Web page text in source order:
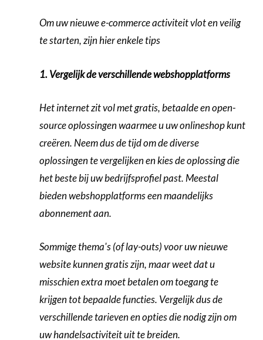
Om uw nieuwe e-commerce activiteit vlot en veilig
te starten, zijn hier enkele tips
1. Vergelijk de verschillende webshopplatforms
Het internet zit vol met gratis, betaalde en open-
source oplossingen waarmee u uw onlineshop kunt
creëren. Neem dus de tijd om de diverse
oplossingen te vergelijken en kies de oplossing die
het beste bij uw bedrijfsprofiel past. Meestal
bieden webshopplatforms een maandelijks
abonnement aan.
Sommige thema's (of lay-outs) voor uw nieuwe
website kunnen gratis zijn, maar weet dat u
misschien extra moet betalen om toegang te
krijgen tot bepaalde functies. Vergelijk dus de
verschillende tarieven en opties die nodig zijn om
uw handelsactiviteit uit te breiden.